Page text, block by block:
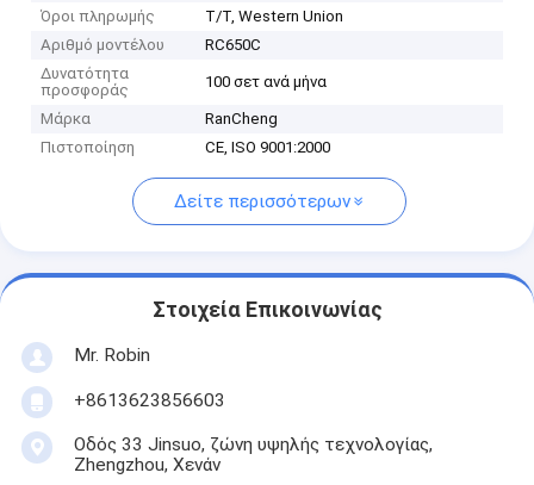
Όροι πληρωμής
T/T, Western Union
Αριθμό μοντέλου
RC650C
Δυνατότητα
προσφοράς
100 σετ ανά μήνα
Μάρκα
RanCheng
Πιστοποίηση
CE, ISO 9001:2000
Δείτε περισσότερων
Στοιχεία Επικοινωνίας
Mr. Robin
+8613623856603
Οδός 33 Jinsuo, ζώνη υψηλής τεχνολογίας,
Zhengzhou, Χενάν